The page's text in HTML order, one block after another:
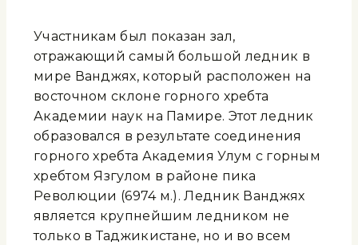
Участникам был показан зал,
отражающий самый большой ледник в
мире Ванджях, который расположен на
восточном склоне горного хребта
Академии наук на Памире. Этот ледник
образовался в результате соединения
горного хребта Академия Улум с горным
хребтом Язгулом в районе пика
Революции (6974 м.). Ледник Ванджях
является крупнейшим ледником не
только в Таджикистане, но и во всем